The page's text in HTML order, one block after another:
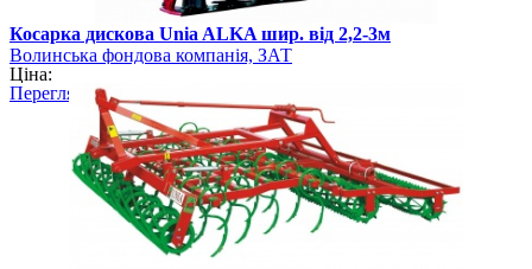
Косарка дискова Unia ALKA шир. від 2,2-3м
Волинська фондова компанія, ЗАТ
Ціна:
Перегляд